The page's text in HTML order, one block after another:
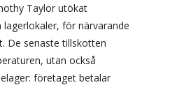
Taylor utökat
för närvarande
De senaste tillskotten
utan också
företaget betalar